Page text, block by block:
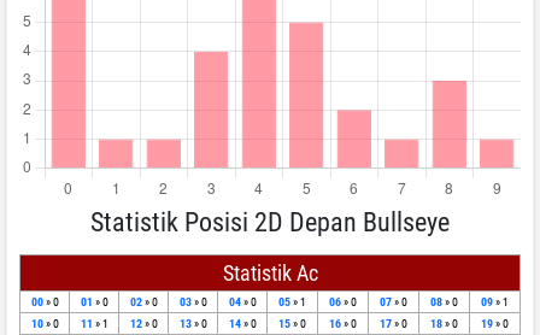
Statistik Posisi 2D Depan Bullseye
Statistik Ac
00» 0 01 » 0 02» 0 03» 0 04» 0 05» 1 06» 0 07» 0 08» 0 09» 1
10» 0 11 » 1 12» 0 13» 0 14» 0 15» 0 16» 0 17» 0 18» 0 19» 0